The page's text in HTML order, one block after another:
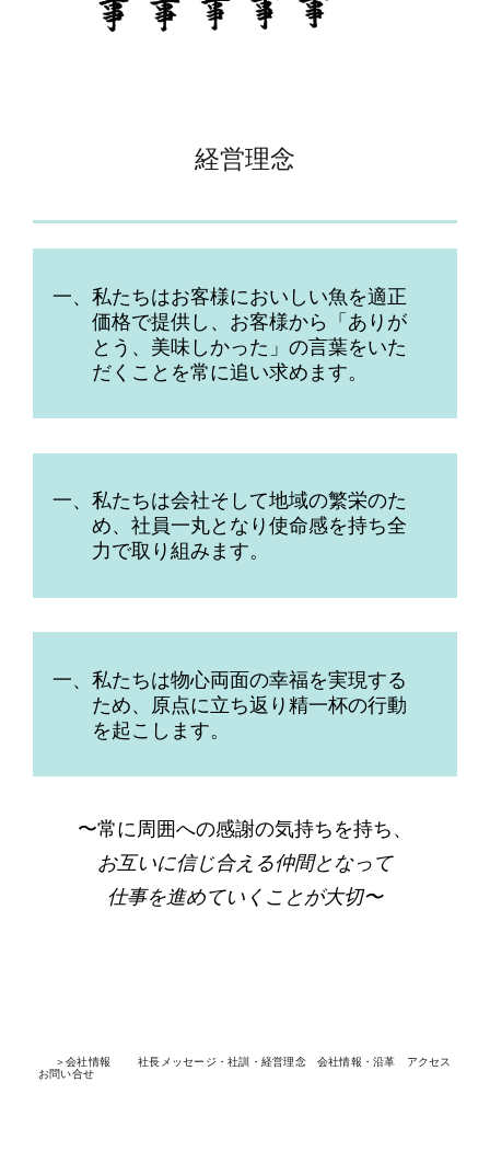
経営理念
一、私たちはお客様においしい魚を適正
価格で提供し、お客様から「ありが
とう、美味しかった」の言葉をいた
だくことを常に追い求めます。
一、私たちは会社そして地域の繁栄のた
め、社員一丸となり使命感を持ち全
力で取り組みます。
一、私たちは物心両面の幸福を実現する
ため、原点に立ち返り精一杯の行動
を起こします。
〜常に周囲への感謝の気持ちを持ち、
お互いに信じ合える仲間となって
仕事を進めていくことが大切〜
＞会社情報 社長メッセージ・社訓・経営理念 会社情報・沿革
アクセス
お問い合せ